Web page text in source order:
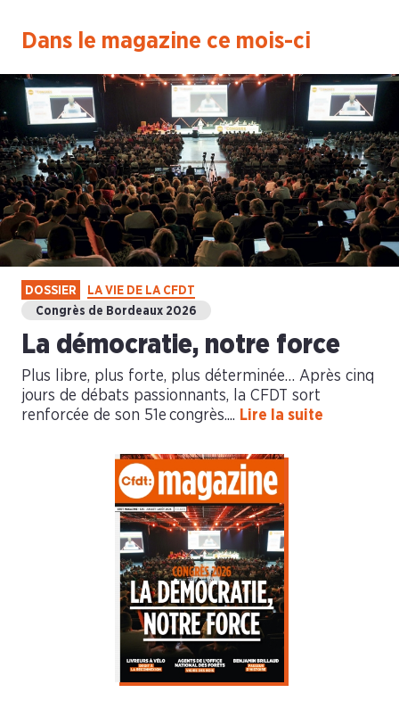
Dans le magazine ce mois-ci
DOSSIER
LA VIE DE LA CFDT
Congrès de Bordeaux 2026
La démocratie, notre force
Plus libre, plus forte, plus déterminée… Après cinq
jours de débats passionnants, la CFDT sort
renforcée de son 51e congrès.... Lire la suite